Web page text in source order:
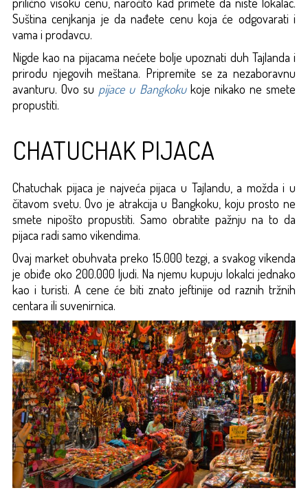
prilično visoku cenu, naročito kad primete da niste lokalac.
Suština cenjkanja je da nađete cenu koja će odgovarati i
vama i prodavcu.
Nigde kao na pijacama nećete bolje upoznati duh Tajlanda i
prirodu njegovih meštana. Pripremite se za nezaboravnu
avanturu. Ovo su pijace u Bangkokukoje nikako ne smete
propustiti.
CHATUCHAK PIJACA
Chatuchak pijaca je najveća pijaca u Tajlandu, a možda i u
čitavom svetu. Ovo je atrakcija u Bangkoku, koju prosto ne
smete nipošto propustiti. Samo obratite pažnju na to da
pijaca radi samo vikendima.
Ovaj market obuhvata preko 15.000 tezgi, a svakog vikenda
je obiđe oko 200.000 ljudi. Na njemu kupuju lokalci jednako
kao i turisti. A cene će biti znato jeftinije od raznih tržnih
centara ili suvenirnica.